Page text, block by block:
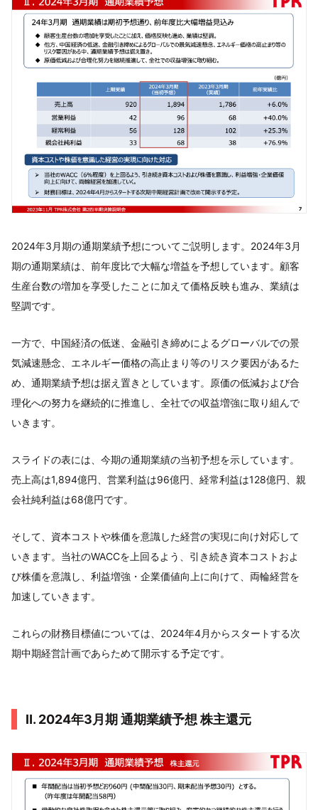
2024年3月期の通期業績予想についてご説明します。2024年3月
期の通期業績は、前年度比で大幅な増益を予想しています。顧客
生産台数の増加を享受したことに加えて価格反映も進み、業績は
堅調です。
一方で、中国経済の低迷、金融引き締めによるグローバルでの景
気減速懸念、エネルギー価格の高止まり等のリスク要因があるた
め、通期業績予想は据え置きとしています。原価の低減および合
理化への努力を継続的に推進し、全社での収益増強に取り組んで
いきます。
スライドの表には、今期の通期業績の当初予想を示しています。
売上高は1,894億円、営業利益は96億円、経常利益は128億円、親
会社純利益は68億円です。
そして、資本コストや株価を意識した経営の実現に向け対応して
いきます。当社のWACCを上回るよう、引き続き資本コストおよ
び株価を意識し、利益増強・企業価値向上に向けて、両輪経営を
加速していきます。
これらの財務目標値については、2024年4月からスタートする次
期中期経営計画であらためて開示する予定です。
Ⅱ. 2024年3月期 通期業績予想 株主還元